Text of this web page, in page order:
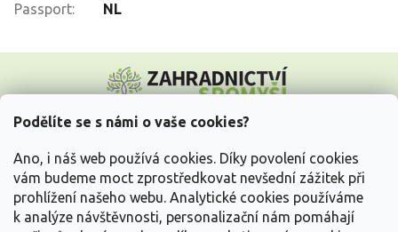
Podělíte se s námi o vaše cookies?
Ano, i náš web používá cookies. Díky povolení cookies
vám budeme moct zprostředkovat nevšední zážitek při
prohlížení našeho webu. Analytické cookies používáme
k analýze návštěvnosti, personalizační nám pomáhají
Passport:
NL
p
Vše o nákupu
Informace pro Vás